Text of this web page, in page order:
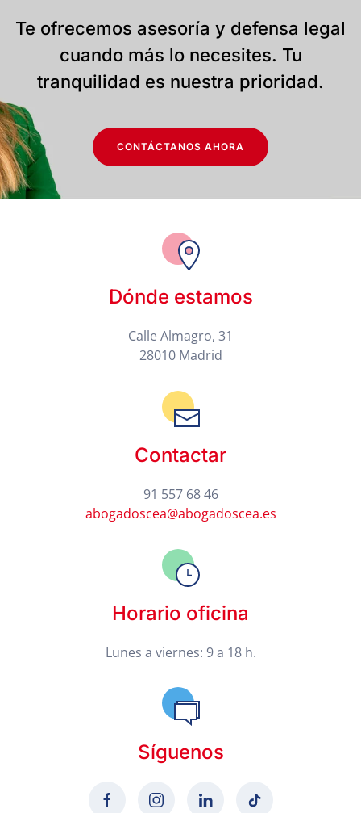
Te ofrecemos asesoría y defensa legal
cuando más lo necesites. Tu
tranquilidad es nuestra prioridad.
CONTÁCTANOS AHORA
Dónde estamos
Calle Almagro, 31
28010 Madrid
Contactar
91 557 68 46
abogadoscea@abogadoscea.es
Horario oficina
Lunes a viernes: 9 a 18 h.
Síguenos